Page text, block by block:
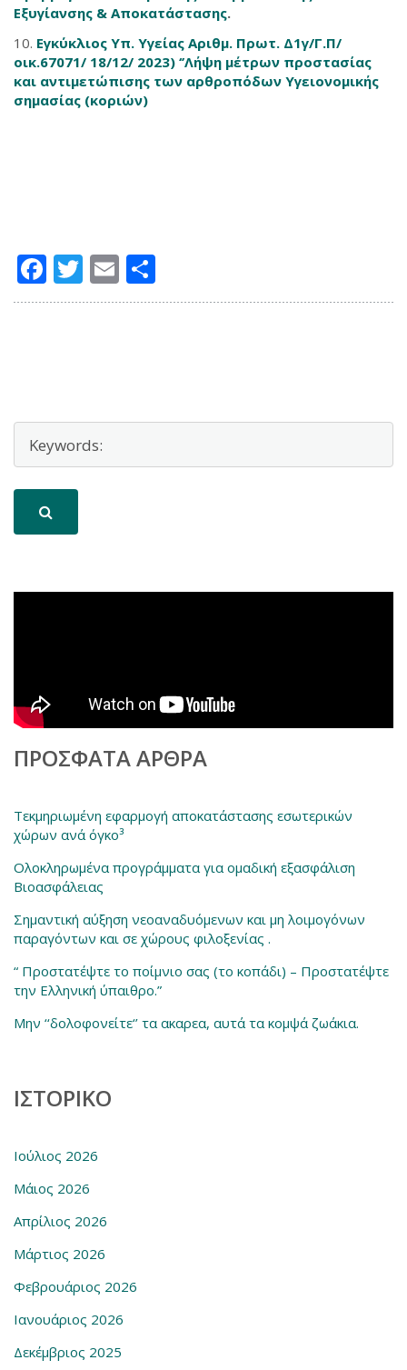
Εξυγίανσης & Αποκατάστασης.
Εγκύκλιος Υπ. Υγείας Αριθμ. Πρωτ. Δ1γ/Γ.Π/
οικ.67071/ 18/12/ 2023) ‘’Λήψη μέτρων προστασίας
και αντιμετώπισης των αρθροπόδων Υγειονομικής
σημασίας (κοριών)
Facebook
Twitter
Email
ΠΡΌΣΦΑΤΑ ΆΡΘΡΑ
Τεκμηριωμένη εφαρμογή αποκατάστασης εσωτερικών
χώρων ανά όγκο³
Ολοκληρωμένα προγράμματα για ομαδική εξασφάλιση
Βιοασφάλειας
Σημαντική αύξηση νεοαναδυόμενων και μη λοιμογόνων
παραγόντων και σε χώρους φιλοξενίας .
“ Προστατέψτε το ποίμνιο σας (το κοπάδι) – Προστατέψτε
την Ελληνική ύπαιθρο.”
Μην ‘‘δολοφονείτε‘’ τα ακαρεα, αυτά τα κομψά ζωάκια.
ΙΣΤΟΡΙΚΌ
Ιούλιος 2026
Μάιος 2026
Απρίλιος 2026
Μάρτιος 2026
Φεβρουάριος 2026
Ιανουάριος 2026
Δεκέμβριος 2025